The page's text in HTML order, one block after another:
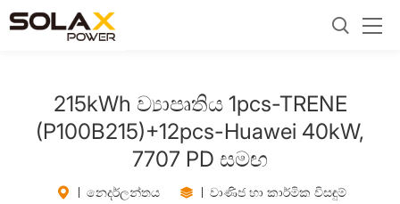
215kWh ව්‍යාපෘතිය 1pcs-TRENE
(P100B215)+12pcs-Huawei 40kW,
7707 PD සමඟ
නෙදර්ලන්තය වාණිජ හා කාර්මික විසඳුම්